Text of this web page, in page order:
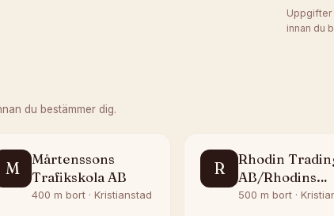
Uppgifter
innan du
du bestämmer dig.
M
Mårtenssons
Trafikskola AB
400 m bort · Kristianstad
R
Rhodin
AB/Rhodins
Trafikskola
500 m bort ·